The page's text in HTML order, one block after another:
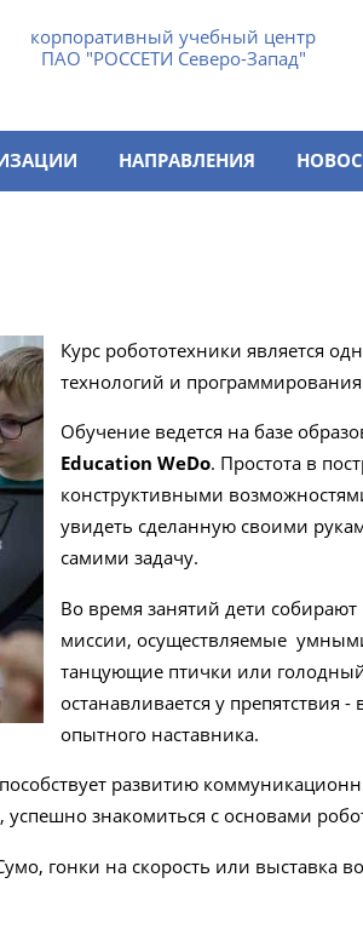
корпоративный учебный центр
ПАО "РОССЕТИ Северо-Запад"
НАПРАВЛЕНИЯ
Курс робототехники является
технологий и
Обучение ведется на базе
Education WeDo. Простота в
конструктивными
увидеть сделанную своими
самими задачу.
Во время занятий дети
миссии, осуществляемые
танцующие птички или
останавливается у препятствия
опытного наставника.
развитию
знакомиться с основами
гонки на скорость или выставка